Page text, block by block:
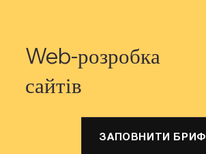
Web-розробка
сайтів
ЗАПОВНИТИ БРИФ